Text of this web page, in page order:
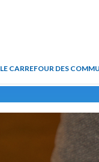
LE CARREFOUR DES